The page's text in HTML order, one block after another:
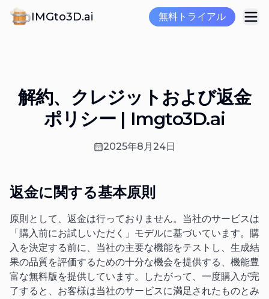
IMGto3D.ai 無料トライアル
解約、クレジットおよび返金
ポリシー | Imgto3D.ai
2025年8月24日
返金に関する基本原則
原則として、返金は行っておりません。当社のサービスは
「購入前にお試しいただく」モデルに基づいています。購
入を決定する前に、当社の主要な機能をテストし、生成結
果の品質を評価するための十分な機会を提供する、機能豊
富な無料版を提供しています。したがって、一度購入が完
了すると、お客様は当社のサービスに満足されたものとみ